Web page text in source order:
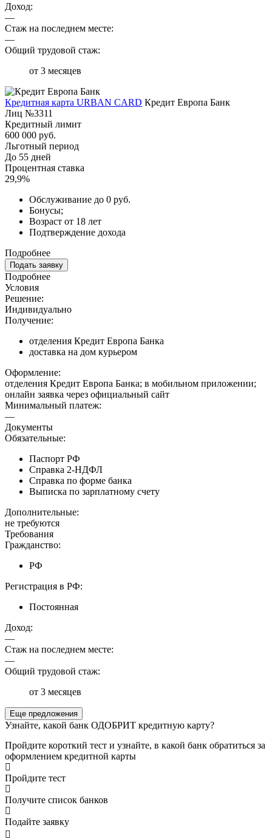
Доход:
—
Стаж на последнем месте:
—
Общий трудовой стаж:
от 3 месяцев
Кредитная карта URBAN CARD Кредит Европа Банк
Лиц №3311
Кредитный лимит
600 000 руб.
Льготный период
До 55 дней
Процентная ставка
29,9%
Обслуживание до 0 руб.
Бонусы;
Возраст от 18 лет
Подтверждение дохода
Подробнее
Подать заявку
Подробнее
Условия
Решение:
Индивидуально
Получение:
отделения Кредит Европа Банка
доставка на дом курьером
Оформление:
отделения Кредит Европа Банка; в мобильном приложении;
онлайн заявка через официальный сайт
Минимальный платеж:
—
Документы
Обязательные:
Паспорт РФ
Справка 2-НДФЛ
Справка по форме банка
Выписка по зарплатному счету
Дополнительные:
не требуются
Требования
Гражданство:
РФ
Регистрация в РФ:
Постоянная
Доход:
—
Стаж на последнем месте:
—
Общий трудовой стаж:
от 3 месяцев
Еще предложения
Узнайте, какой банк ОДОБРИТ кредитную карту?
Пройдите короткий тест и узнайте, в какой банк обратиться за
оформлением кредитной карты
Пройдите тест
Получите список банков
Подайте заявку